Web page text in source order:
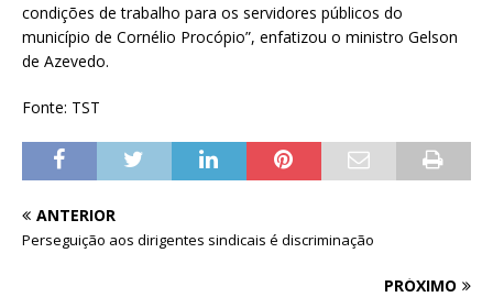
condições de trabalho para os servidores públicos do
município de Cornélio Procópio”, enfatizou o ministro Gelson
de Azevedo.
Fonte: TST
ANTERIOR
Perseguição aos dirigentes sindicais é discriminação
PRÓXIMO